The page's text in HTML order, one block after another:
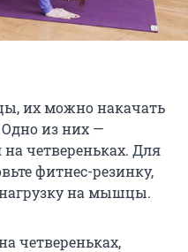
их можно накачать
из них —
на четвереньках. Для
фитнес-резинку,
на мышцы.
четвереньках,